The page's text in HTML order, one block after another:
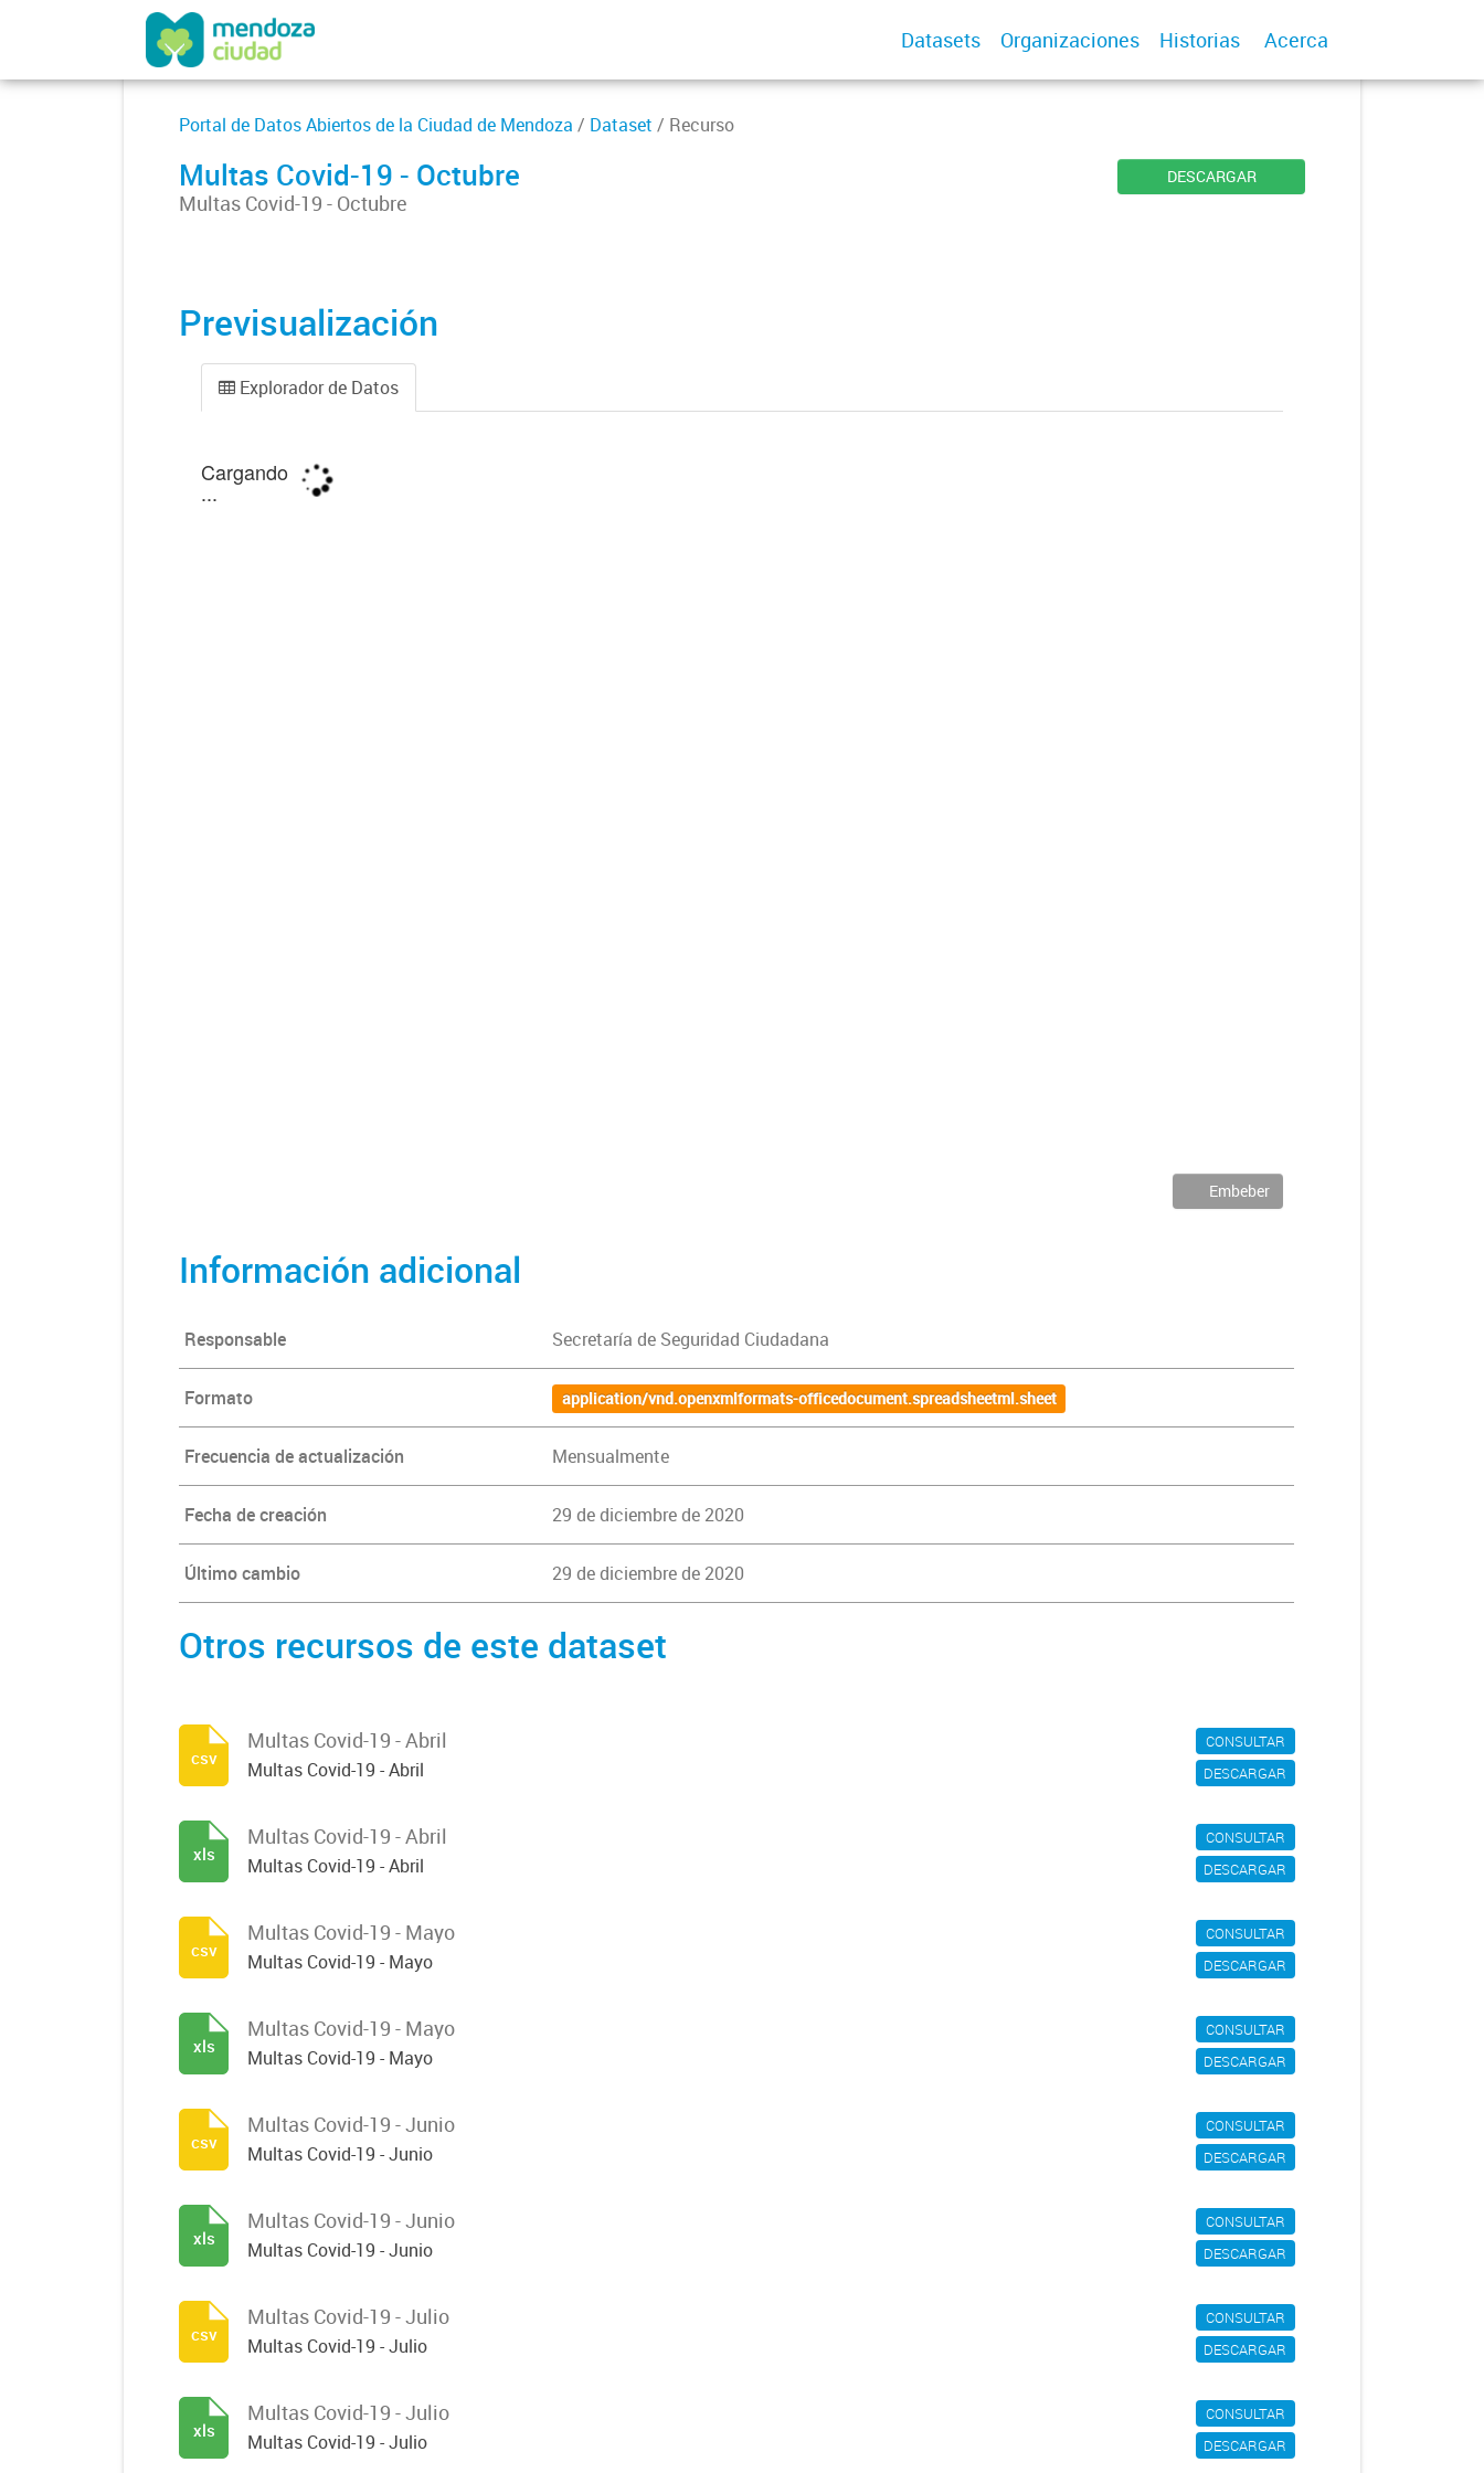
Datasets Organizaciones Historias Acerca
Portal de Datos Abiertos de la Ciudad de Mendoza / Dataset / Recurso
Multas Covid-19 - Octubre
Multas Covid-19 - Octubre
DESCARGAR
Previsualización
Explorador de Datos
Embeber
Información adicional
Responsable Secretaría de Seguridad Ciudadana
Formato application/vnd.openxmlformats-officedocument.spreadsheetml.sheet
Frecuencia de actualización Mensualmente
Fecha de creación 29 de diciembre de 2020
Último cambio 29 de diciembre de 2020
Otros recursos de este dataset
CONSULTAR
DESCARGAR
Multas Covid-19 - Abril
Multas Covid-19 - Abril
csv
CONSULTAR
DESCARGAR
Multas Covid-19 - Abril
Multas Covid-19 - Abril
xls
CONSULTAR
DESCARGAR
Multas Covid-19 - Mayo
Multas Covid-19 - Mayo
csv
CONSULTAR
DESCARGAR
Multas Covid-19 - Mayo
Multas Covid-19 - Mayo
xls
CONSULTAR
DESCARGAR
Multas Covid-19 - Junio
Multas Covid-19 - Junio
csv
CONSULTAR
DESCARGAR
Multas Covid-19 - Junio
Multas Covid-19 - Junio
xls
CONSULTAR
DESCARGAR
Multas Covid-19 - Julio
Multas Covid-19 - Julio
csv
CONSULTAR
DESCARGAR
Multas Covid-19 - Julio
Multas Covid-19 - Julio
xls